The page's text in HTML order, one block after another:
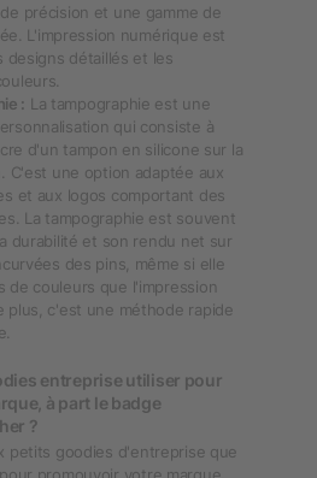
précision et une gamme de
L'impression numérique est
designs détaillés et les
: La tampographie est une
qui consiste à
d'un tampon en silicone sur la
C'est une option adaptée aux
et aux logos comportant des
La tampographie est souvent
durabilité et son rendu net sur
des pins, même si elle
de couleurs que l'impression
plus, c'est une méthode rapide
entreprise utiliser pour
à part le badge
?
petits goodies d'entreprise que